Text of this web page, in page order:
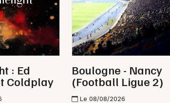
: Ed
Coldplay
Boulogne - Nancy
(Football Ligue 2)
Le 08/08/2026